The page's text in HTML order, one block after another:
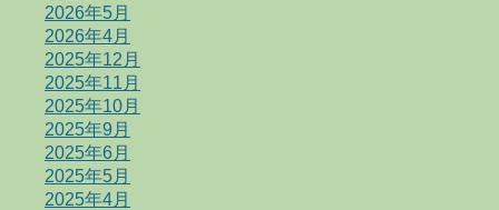
2026年5月
2026年4月
2025年12月
2025年11月
2025年10月
2025年9月
2025年6月
2025年5月
2025年4月